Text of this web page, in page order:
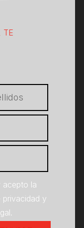
TE
acepto la
privacidad y
.